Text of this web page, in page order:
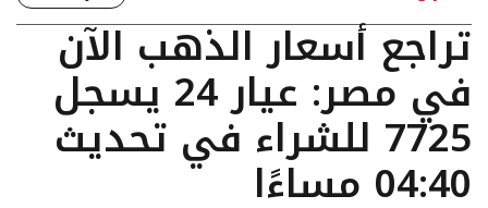
تراجع أسعار الذهب الآن
في مصر: عيار 24 يسجل
7725 للشراء في تحديث
04:40 مساءًا